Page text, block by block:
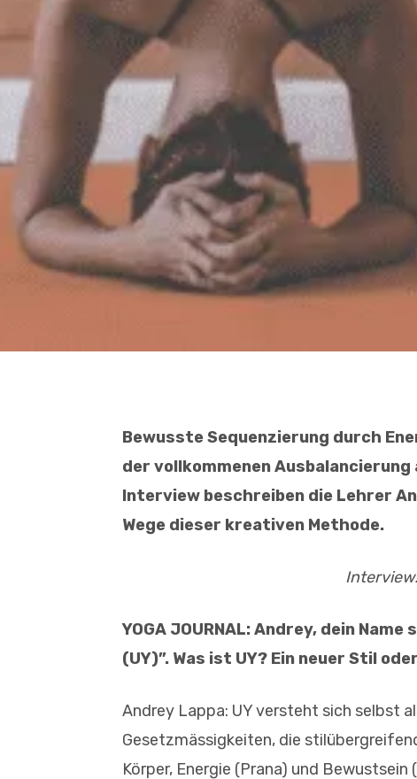
Bewusste Sequenzierung durch
der vollkommenen Ausbalancierung
Interview beschreiben die Lehrer
Wege dieser kreativen Methode.
YOGA JOURNAL: Andrey, dein
(UY)”. Was ist UY? Ein neuer Stil
Andrey Lappa: UY versteht sich selbst
Gesetzmässigkeiten, die
Körper, Energie (Prana) und